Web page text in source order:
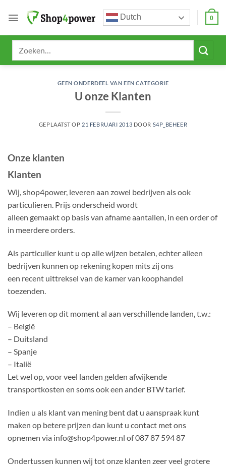
naar
Dutch 0
GEEN ONDERDEEL VAN EEN CATEGORIE
U onze Klanten
GEPLAATST OP 21 FEBRUARI 2013 DOOR S4P_BEHEER
Onze klanten
Klanten
Wij, shop4power, leveren aan zowel bedrijven als ook
particulieren. Prijs onderscheid wordt
alleen gemaakt op basis van afname aantallen, in een order of
in meerdere orders.
Als particulier kunt u op alle wijzen betalen, echter alleen
bedrijven kunnen op rekening kopen mits zij ons
een recent uittreksel van de kamer van koophandel
toezenden.
Wij leveren op dit moment al aan verschillende landen, t.w.:
– België
– Duitsland
– Spanje
– Italië
Let wel op, voor veel landen gelden afwijkende
transportkosten en soms ook een ander BTW tarief.
Indien u als klant van mening bent dat u aanspraak kunt
maken op betere prijzen dan kunt u contact met ons
opnemen via info@shop4power.nl of 087 87 594 87
Ondertussen kunnen wij tot onze klanten zeer veel grotere